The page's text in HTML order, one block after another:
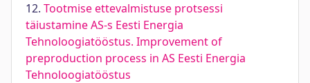
12. Tootmise ettevalmistuse protsessi
täiustamine AS-s Eesti Energia
Tehnoloogiatööstus. Improvement of
preproduction process in AS Eesti Energia
Tehnoloogiatööstus